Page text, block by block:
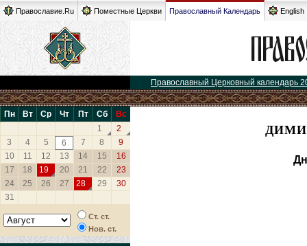
Православие.Ru Поместные Церкви Православный Календарь English
Православный Церковный календарь
Пн Вт Ср Чт Пт Сб
Вс
1
2
3
4 5 6 7 8
9
10
11 12 13 14 15
16
17
18 19 20 21 22
23
24
25 26 27 28 29
30
31
Ст. ст.
Нов. ст.